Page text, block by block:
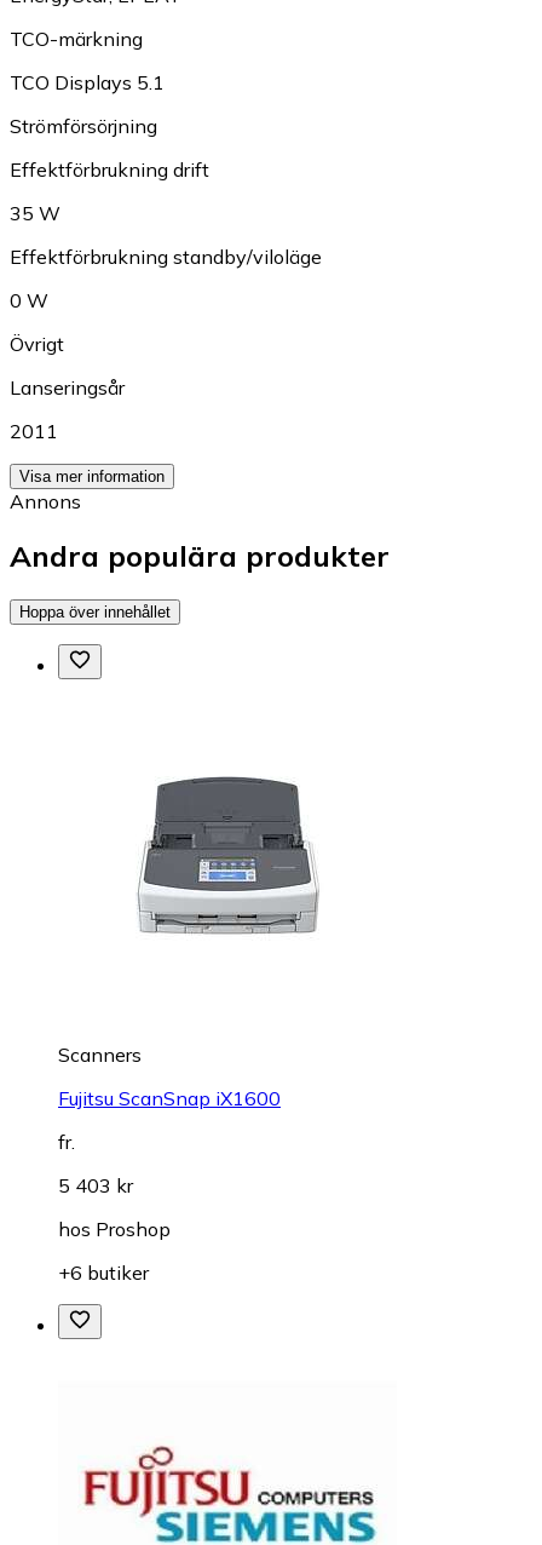
TCO-märkning
TCO Displays 5.1
Strömförsörjning
Effektförbrukning drift
35 W
Effektförbrukning standby/viloläge
0 W
Övrigt
Lanseringsår
2011
Visa mer information
Annons
Andra populära produkter
Hoppa över innehållet
Scanners
Fujitsu ScanSnap iX1600
fr.
5 403 kr
hos Proshop
+6 butiker